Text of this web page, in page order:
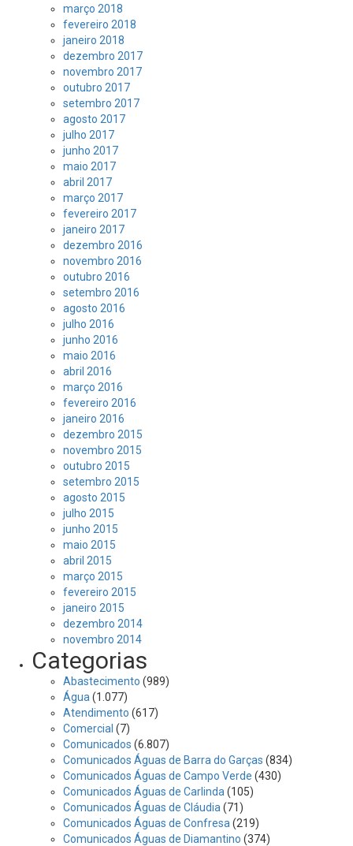
março 2018
fevereiro 2018
janeiro 2018
dezembro 2017
novembro 2017
outubro 2017
setembro 2017
agosto 2017
julho 2017
junho 2017
maio 2017
abril 2017
março 2017
fevereiro 2017
janeiro 2017
dezembro 2016
novembro 2016
outubro 2016
setembro 2016
agosto 2016
julho 2016
junho 2016
maio 2016
abril 2016
março 2016
fevereiro 2016
janeiro 2016
dezembro 2015
novembro 2015
outubro 2015
setembro 2015
agosto 2015
julho 2015
junho 2015
maio 2015
abril 2015
março 2015
fevereiro 2015
janeiro 2015
dezembro 2014
novembro 2014
Categorias
Abastecimento (989)
Água (1.077)
Atendimento (617)
Comercial (7)
Comunicados (6.807)
Comunicados Águas de Barra do Garças (834)
Comunicados Águas de Campo Verde (430)
Comunicados Águas de Carlinda (105)
Comunicados Águas de Cláudia (71)
Comunicados Águas de Confresa (219)
Comunicados Águas de Diamantino (374)